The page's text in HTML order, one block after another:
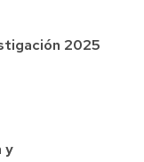
2025
y